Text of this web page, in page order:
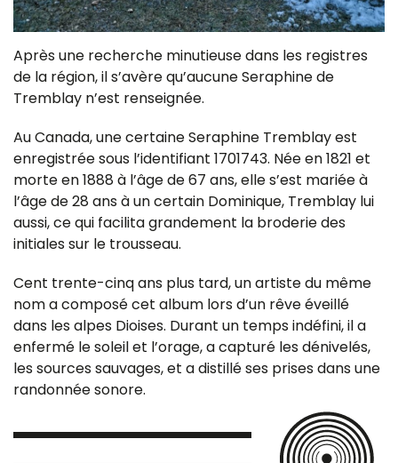
Après une recherche minutieuse dans les registres
de la région, il s’avère qu’aucune Seraphine de
Tremblay n’est renseignée.
Au Canada, une certaine Seraphine Tremblay est
enregistrée sous l’identifiant 1701743. Née en 1821 et
morte en 1888 à l’âge de 67 ans, elle s’est mariée à
l’âge de 28 ans à un certain Dominique, Tremblay lui
aussi, ce qui facilita grandement la broderie des
initiales sur le trousseau.
Cent trente-cinq ans plus tard, un artiste du même
nom a composé cet album lors d’un rêve éveillé
dans les alpes Dioises. Durant un temps indéfini, il a
enfermé le soleil et l’orage, a capturé les dénivelés,
les sources sauvages, et a distillé ses prises dans une
randonnée sonore.